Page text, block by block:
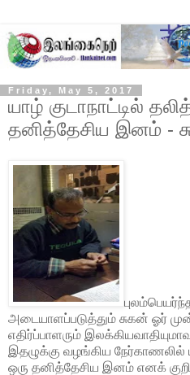
Friday, May 5, 2017
யாழ் குடாநாட்டில்
தனித்தேசிய இனம் -
அடையாளப்படுத்தும் சுகன் ஓர்
எதிர்ப்பாளரும்
இதழுக்கு வழங்கிய நேர்காணலில்
ஒரு தனித்தேசிய இனம் எனக்